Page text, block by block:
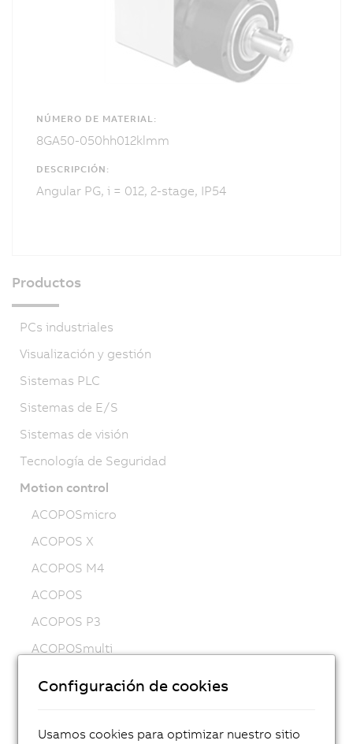
NÚMERO DE MATERIAL:
8GA50-050hh012klmm
DESCRIPCIÓN:
Angular PG, i = 012, 2-stage, IP54
Productos
PCs industriales
Visualización y gestión
Sistemas PLC
Sistemas de E/S
Sistemas de visión
Tecnología de Seguridad
Motion control
ACOPOSmicro
ACOPOS X
ACOPOS M4
ACOPOS
ACOPOS P3
ACOPOSmulti
Variable frequency drives (VFD)
Configuración de cookies
Usamos cookies para optimizar nuestro sitio